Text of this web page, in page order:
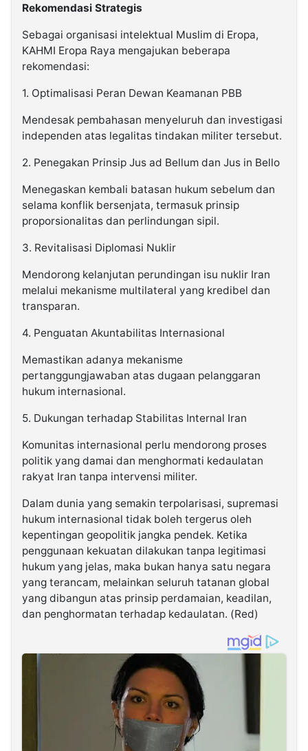
Rekomendasi Strategis
Sebagai organisasi intelektual Muslim di Eropa,
KAHMI Eropa Raya mengajukan beberapa
rekomendasi:
1. Optimalisasi Peran Dewan Keamanan PBB
Mendesak pembahasan menyeluruh dan investigasi
independen atas legalitas tindakan militer tersebut.
2. Penegakan Prinsip Jus ad Bellum dan Jus in Bello
Menegaskan kembali batasan hukum sebelum dan
selama konflik bersenjata, termasuk prinsip
proporsionalitas dan perlindungan sipil.
3. Revitalisasi Diplomasi Nuklir
Mendorong kelanjutan perundingan isu nuklir Iran
melalui mekanisme multilateral yang kredibel dan
transparan.
4. Penguatan Akuntabilitas Internasional
Memastikan adanya mekanisme
pertanggungjawaban atas dugaan pelanggaran
hukum internasional.
5. Dukungan terhadap Stabilitas Internal Iran
Komunitas internasional perlu mendorong proses
politik yang damai dan menghormati kedaulatan
rakyat Iran tanpa intervensi militer.
Dalam dunia yang semakin terpolarisasi, supremasi
hukum internasional tidak boleh tergerus oleh
kepentingan geopolitik jangka pendek. Ketika
penggunaan kekuatan dilakukan tanpa legitimasi
hukum yang jelas, maka bukan hanya satu negara
yang terancam, melainkan seluruh tatanan global
yang dibangun atas prinsip perdamaian, keadilan,
dan penghormatan terhadap kedaulatan. (Red)